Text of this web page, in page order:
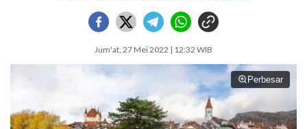
Jum'at, 27 Mei 2022 | 12:32 WIB
Perbesar